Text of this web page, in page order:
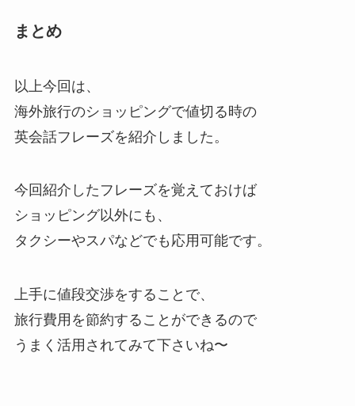
まとめ
以上今回は、
海外旅行のショッピングで値切る時の
英会話フレーズを紹介しました。
今回紹介したフレーズを覚えておけば
ショッピング以外にも、
タクシーやスパなどでも応用可能です。
上手に値段交渉をすることで、
旅行費用を節約することができるので
うまく活用されてみて下さいね〜